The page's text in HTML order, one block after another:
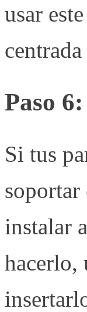
usar
Paso
Si tus
soportar
instalar
hacerlo,